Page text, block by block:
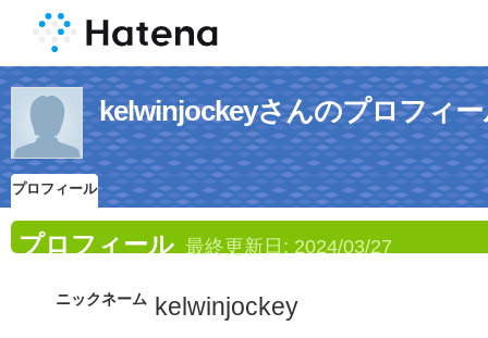
kelwinjockeyさんのプロフィ
プロフィール
プロフィール 最終更新日: 2024/03/27
ニックネーム kelwinjockey